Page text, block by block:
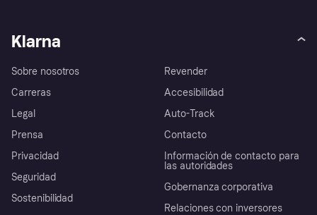
Klarna
Sobre nosotros
Carreras
Legal
Prensa
Privacidad
Seguridad
Sostenibilidad
Revender
Accesibilidad
Auto-Track
Contacto
Información de contacto para
las autoridades
Gobernanza corporativa
Relaciones con inversores